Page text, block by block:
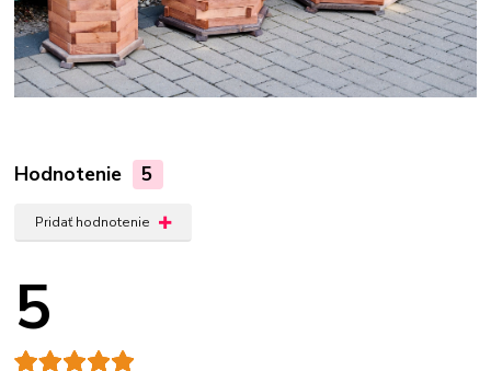
Hodnotenie 5
Pridať hodnotenie
5